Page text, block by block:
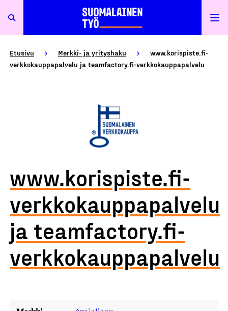
Etusivu Merkki- ja yrityshaku
www.korispiste.fi-
verkkokauppapalvelu ja teamfactory.fi-verkkokauppapalvelu
www.korispiste.fi-
verkkokauppapalvelu
ja teamfactory.fi-
verkkokauppapalvelu